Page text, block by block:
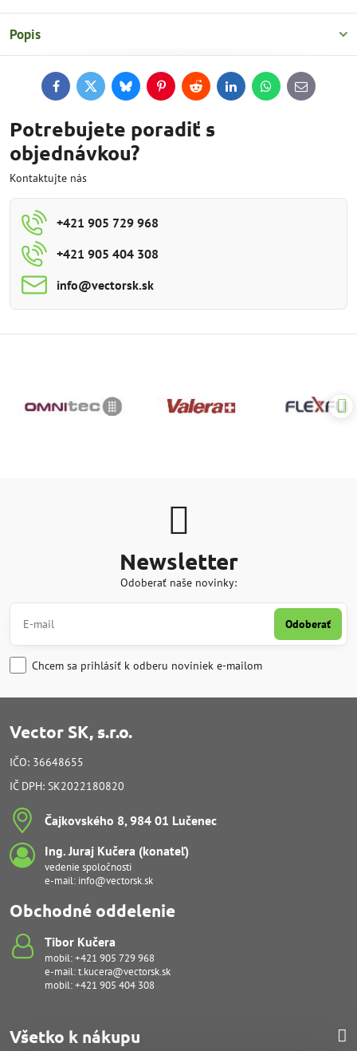
Popis
FacebookTwitterBlueskyPinterestReddit LinkedInWhatsApp
E-
mail
Potrebujete poradiť s
objednávkou?
Kontaktujte nás
+421 905 729 968
+421 905 404 308
info​@vectorsk​.sk
Newsletter
Odoberať naše novinky:
Odoberať
Chcem sa prihlásiť k odberu noviniek e-mailom
Vector SK, s.r.o.
IČO: 36648655
IČ DPH: SK2022180820
Čajkovského 8, 984 01 Lučenec
Ing​. Juraj Kučera (konateľ)
vedenie spoločnosti
e-mail: info@vectorsk.sk
Obchodné oddelenie
Tibor Kučera
mobil:+421 905 729 968
e-mail:t.kucera@vectorsk.sk
mobil:+421 905 404 308
Všetko k nákupu